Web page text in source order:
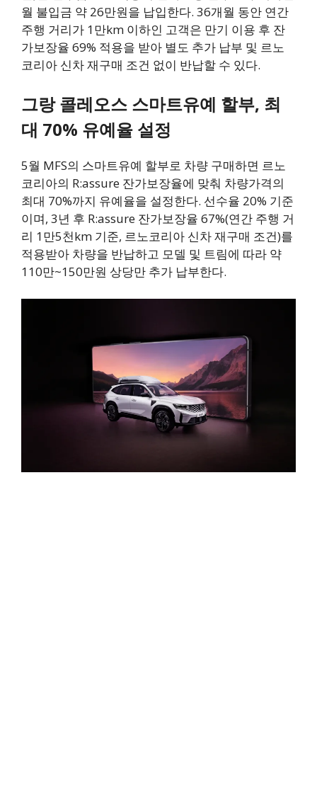
월 불입금 약 26만원을 납입한다. 36개월 동안 연간
주행 거리가 1만km 이하인 고객은 만기 이용 후 잔
가보장율 69% 적용을 받아 별도 추가 납부 및 르노
코리아 신차 재구매 조건 없이 반납할 수 있다.
그랑 콜레오스 스마트유예 할부, 최
대 70% 유예율 설정
5월 MFS의 스마트유예 할부로 차량 구매하면 르노
코리아의 R:assure 잔가보장율에 맞춰 차량가격의
최대 70%까지 유예율을 설정한다. 선수율 20% 기준
이며, 3년 후 R:assure 잔가보장율 67%(연간 주행 거
리 1만5천km 기준, 르노코리아 신차 재구매 조건)를
적용받아 차량을 반납하고 모델 및 트림에 따라 약
110만~150만원 상당만 추가 납부한다.